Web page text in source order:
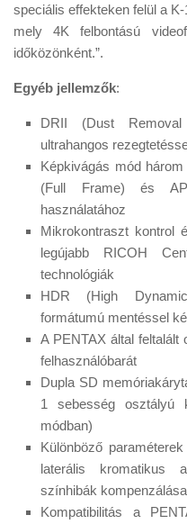
speciális effekteken felül a
mely 4K felbontású
időközönként.”.
Egyéb jellemzők:
DRII (Dust
ultrahangos
Képkivágás mód
(Full Frame) és
használatához
Mikrokontraszt kontrol
legújabb RICOH
technológiák
HDR (High
formátumú mentéssel
A PENTAX által feltalált
felhasználóbarát
Dupla SD
1 sebesség osztályú
módban)
Különböző
laterális kromatikus
színhibák
Kompatibilitás a